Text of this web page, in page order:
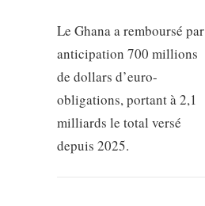
Le Ghana a remboursé par
anticipation 700 millions
de dollars d’euro-
obligations, portant à 2,1
milliards le total versé
depuis 2025.